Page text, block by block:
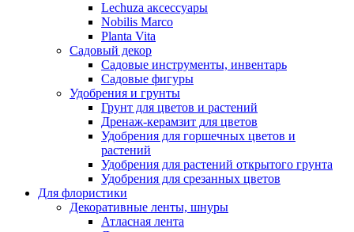
Lechuza аксессуары
Nobilis Marco
Planta Vita
Садовый декор
Садовые инструменты, инвентарь
Садовые фигуры
Удобрения и грунты
Грунт для цветов и растений
Дренаж-керамзит для цветов
Удобрения для горшечных цветов и
растений
Удобрения для растений открытого грунта
Удобрения для срезанных цветов
Для флористики
Декоративные ленты, шнуры
Атласная лента